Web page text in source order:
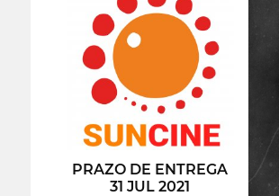
PRAZO DE ENTREGA
31 JUL 2021